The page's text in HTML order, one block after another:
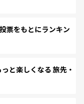
票をもとにランキン
と楽しくなる 旅先・